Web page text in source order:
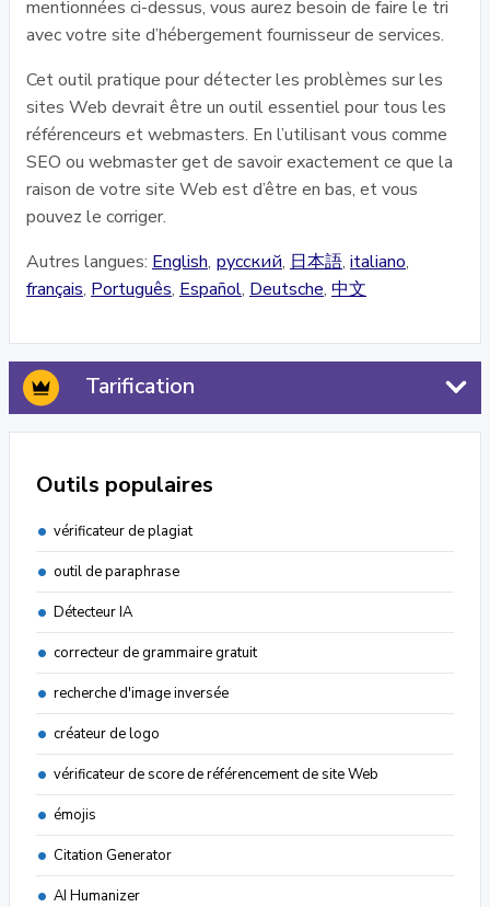
mentionnées ci-dessus, vous aurez besoin de faire le tri
avec votre site d’hébergement fournisseur de services.
Cet outil pratique pour détecter les problèmes sur les
sites Web devrait être un outil essentiel pour tous les
référenceurs et webmasters. En l’utilisant vous comme
SEO ou webmaster get de savoir exactement ce que la
raison de votre site Web est d’être en bas, et vous
pouvez le corriger.
Autres langues: English, русский, 日本語, italiano,
français, Português, Español, Deutsche, 中文
Tarification
Outils populaires
vérificateur de plagiat
outil de paraphrase
Détecteur IA
correcteur de grammaire gratuit
recherche d'image inversée
créateur de logo
vérificateur de score de référencement de site Web
émojis
Citation Generator
AI Humanizer